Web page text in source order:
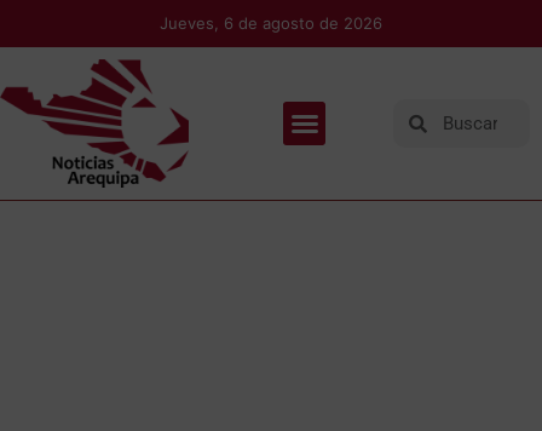
Jueves, 6 de agosto de 2026